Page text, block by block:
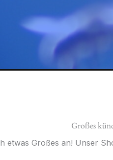
Großes
etwas Großes an! Unser